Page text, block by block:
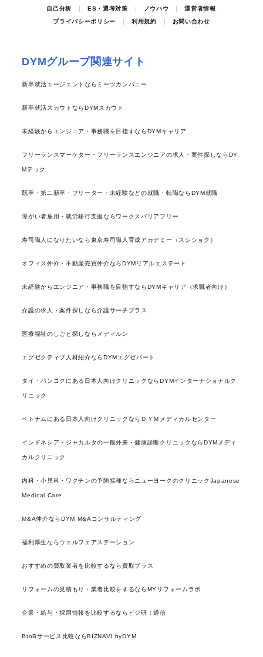
自己分析
ES・選考対策 ノウハウ
運営者情報
プライバシーポリシー
利用規約 お問い合わせ
DYMグループ関連サイト
新卒就活エージェントならミーツカンパニー
新卒就活スカウトならDYMスカウト
未経験からエンジニア・事務職を目指すならDYMキャリア
フリーランスマーケター・フリーランスエンジニアの求人・案件探しならDY
Mテック
既卒・第二新卒・フリーター・未経験などの就職・転職ならDYM就職
障がい者雇用・就労移行支援ならワークスバリアフリー
寿司職人になりたいなら東京寿司職人育成アカデミー（スシショク）
オフィス仲介・不動産売買仲介ならDYMリアルエステート
未経験からエンジニア・事務職を目指すならDYMキャリア（求職者向け）
介護の求人・案件探しなら介護サーチプラス
医療福祉のしごと探しならメディルン
エグゼクティブ人材紹介ならDYMエグゼパート
タイ・バンコクにある日本人向けクリニックならDYMインターナショナルク
リニック
ベトナムにある日本人向けクリニックならＤＹＭメディカルセンター
インドネシア・ジャカルタの一般外来・健康診断クリニックならDYMメディ
カルクリニック
内科・小児科・ワクチンの予防接種ならニューヨークのクリニックJapanese
Medical Care
M&A仲介ならDYM M&Aコンサルティング
福利厚生ならウェルフェアステーション
おすすめの買取業者を比較するなら買取プラス
リフォームの見積もり・業者比較をするならMYリフォームラボ
企業・給与・採用情報を比較するならビジ研！通信
BtoBサービス比較ならBIZNAVI byDYM